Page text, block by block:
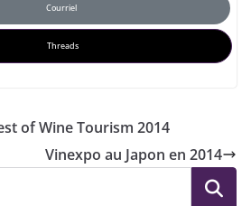
Courriel
Threads
of Wine Tourism 2014
Vinexpo au Japon en 2014